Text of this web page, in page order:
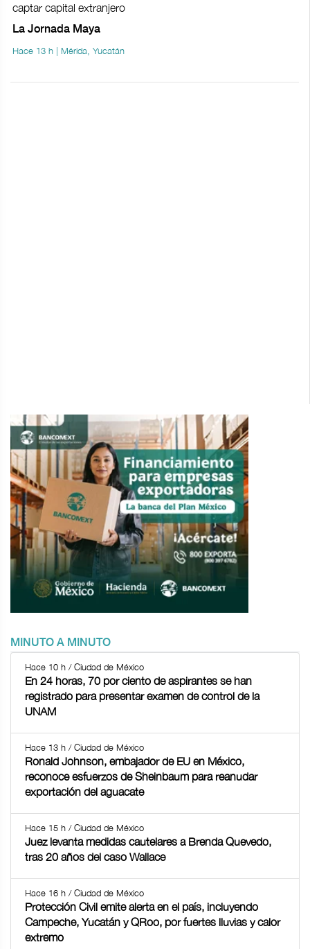
captar capital extranjero
La Jornada Maya
Hace 13 h | Mérida, Yucatán
MINUTO A MINUTO
Hace 10 h / Ciudad de México
En 24 horas, 70 por ciento de aspirantes se han
registrado para presentar examen de control de la
UNAM
Hace 13 h / Ciudad de México
Ronald Johnson, embajador de EU en México,
reconoce esfuerzos de Sheinbaum para reanudar
exportación del aguacate
Hace 15 h / Ciudad de México
Juez levanta medidas cautelares a Brenda Quevedo,
tras 20 años del caso Wallace
Hace 16 h / Ciudad de México
Protección Civil emite alerta en el país, incluyendo
Campeche, Yucatán y QRoo, por fuertes lluvias y calor
extremo